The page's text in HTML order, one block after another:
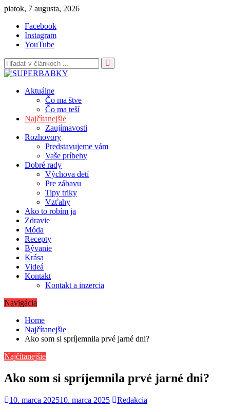
Skip
content
piatok, 7 augusta, 2026
Facebook
Instagram
YouTube
Aktuálne
Čo ma štve
Čo ma teší
Najčítanejšie
Zaujímavosti
Rozhovory
Predstavujeme vám
Vaše príbehy
Dobré rady
Výchova detí
Pre zábavu
Tipy triky
Vzťahy
Ako to robím ja
Zdravie
Móda
Recepty
Bývanie
Krása
Videá
Kontakt
Kontakt a inzercia
Navigácia
Home
Najčítanejšie
Ako som si spríjemnila prvé jarné dni?
Najčítanejšie
Ako som si spríjemnila prvé jarné dni?
10. marca 202510. marca 2025
Redakcia